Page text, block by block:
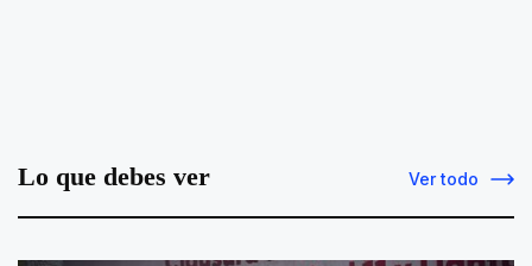
Lo que debes ver Ver todo